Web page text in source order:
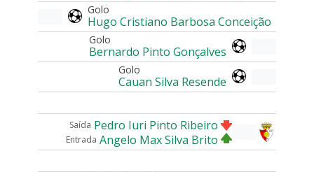
Golo
Hugo Cristiano Barbosa Conceição
Golo
Bernardo Pinto Gonçalves
Golo
Cauan Silva Resende
Saída Pedro Iuri Pinto Ribeiro
Entrada Angelo Max Silva Brito